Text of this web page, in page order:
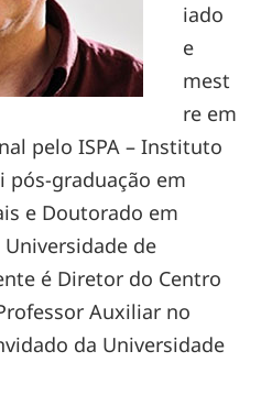
iado
e
mest
re em
pelo ISPA – Instituto
pós-graduação em
e Doutorado em
de
é Diretor do Centro
Auxiliar no
da Universidade